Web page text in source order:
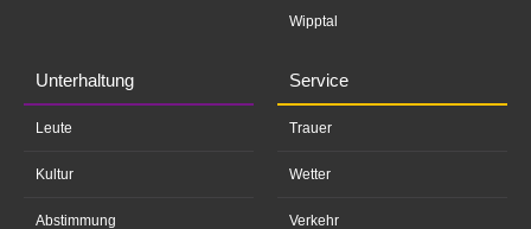
Wipptal
Unterhaltung
Leute
Kultur
Abstimmung
Service
Trauer
Wetter
Verkehr